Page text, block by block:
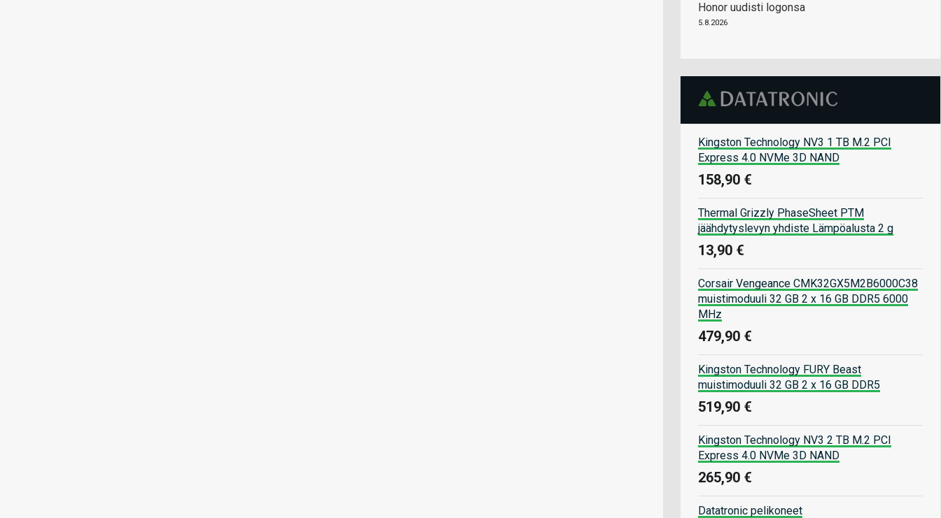
Honor uudisti logonsa
5.8.2026
Kingston Technology NV3 1 TB M.2 PCI
Express 4.0 NVMe 3D NAND
158,90 €
Thermal Grizzly PhaseSheet PTM
jäähdytyslevyn yhdiste Lämpöalusta 2 g
13,90 €
Corsair Vengeance CMK32GX5M2B6000C38
muistimoduuli 32 GB 2 x 16 GB DDR5 6000
MHz
479,90 €
Kingston Technology FURY Beast
muistimoduuli 32 GB 2 x 16 GB DDR5
519,90 €
Kingston Technology NV3 2 TB M.2 PCI
Express 4.0 NVMe 3D NAND
265,90 €
Datatronic pelikoneet